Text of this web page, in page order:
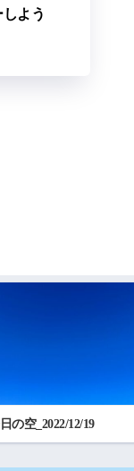
よう
の空_2022/12/19